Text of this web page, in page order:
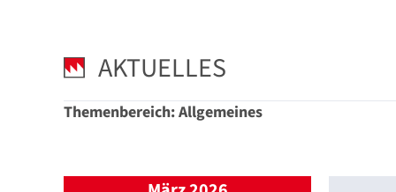
AKTUELLES
Themenbereich: Allgemeines